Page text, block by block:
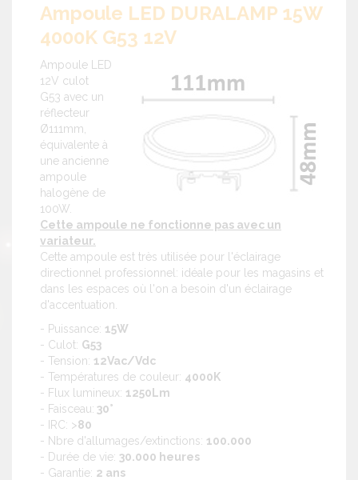
Ampoule LED DURALAMP 15W
4000K G53 12V
Ampoule LED
12V culot
G53 avec un
réflecteur
Ø111mm,
équivalente à
une ancienne
ampoule
halogène de
100W.
Cette ampoule ne fonctionne pas avec un
variateur.
Cette ampoule est très utilisée pour l'éclairage
directionnel professionnel: idéale pour les magasins et
dans les espaces où l'on a besoin d'un éclairage
d'accentuation.
- Puissance: 15W
- Culot: G53
- Tension: 12Vac/Vdc
- Températures de couleur: 4000K
- Flux lumineux: 1250Lm
- Faisceau: 30°
- IRC: >80
- Nbre d'allumages/extinctions: 100.000
- Durée de vie: 30.000 heures
- Garantie: 2 ans